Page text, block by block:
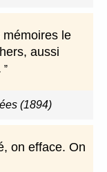
le
aussi
(1894)
on efface. On